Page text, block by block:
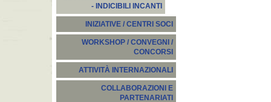
- INDICIBILI INCANTI
INIZIATIVE / CENTRI SOCI
WORKSHOP / CONVEGNI /
CONCORSI
ATTIVITÀ INTERNAZIONALI
COLLABORAZIONI E
PARTENARIATI